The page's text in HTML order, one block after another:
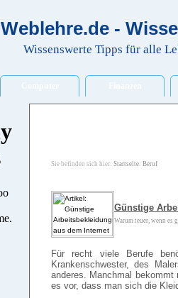
Weblehre.de -
Wissenswerte Tipps für alle
Sie befinden sich hier: Startseite: Beruf
Günstige
Warum teuer, wenn es
Für recht viele Berufe
Krankenschwester, des
anderes. Manchmal
es vor, dass man sich die